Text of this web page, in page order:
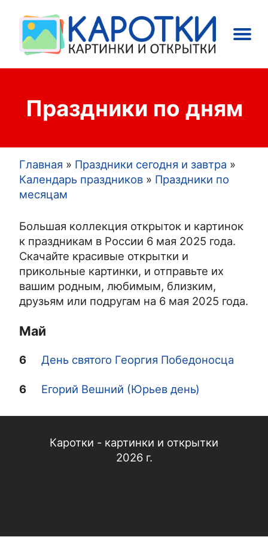
Main
Открытки
Праздники
Праздники по дням
Строка
навигации
Главная
Праздники сегодня и завтра
Календарь праздников
Праздники по
месяцам
Большая коллекция открыток и картинок
к праздникам в России 6 мая 2025 года.
Скачайте красивые открытки и
прикольные картинки, и отправьте их
вашим родным, любимым, близким,
друзьям или подругам на 6 мая 2025 года.
Май
6 День святого Георгия Победоносца
6 Егорий Вешний (Юрьев день)
Каротки - картинки и открытки
2026 г.